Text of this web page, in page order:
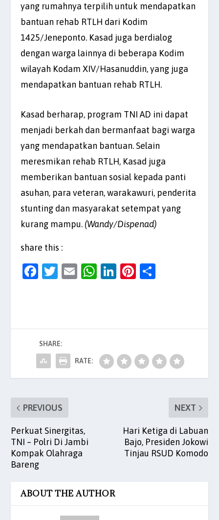
yang rumahnya terpilih untuk mendapatkan
bantuan rehab RTLH dari Kodim
1425/Jeneponto. Kasad juga berdialog
dengan warga lainnya di beberapa Kodim
wilayah Kodam XIV/Hasanuddin, yang juga
mendapatkan bantuan rehab RTLH.
Kasad berharap, program TNI AD ini dapat
menjadi berkah dan bermanfaat bagi warga
yang mendapatkan bantuan. Selain
meresmikan rehab RTLH, Kasad juga
memberikan bantuan sosial kepada panti
asuhan, para veteran, warakawuri, penderita
stunting dan masyarakat setempat yang
kurang mampu. (Wandy/Dispenad)
share this :
F
b
o
o
k
T
E
W
A
p
p
Li
dI
n
Pi
t
SHARE:
RATE:
PREVIOUS
Perkuat Sinergitas,
TNI – Polri Di Jambi
Kompak Olahraga
Bareng
NEXT
Hari Ketiga di Labuan
Bajo, Presiden Jokowi
Tinjau RSUD Komodo
ABOUT THE AUTHOR